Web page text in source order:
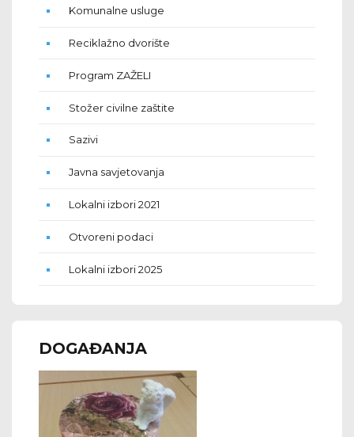
Komunalne usluge
Reciklažno dvorište
Program ZAŽELI
Stožer civilne zaštite
Sazivi
Javna savjetovanja
Lokalni izbori 2021
Otvoreni podaci
Lokalni izbori 2025
DOGAĐANJA